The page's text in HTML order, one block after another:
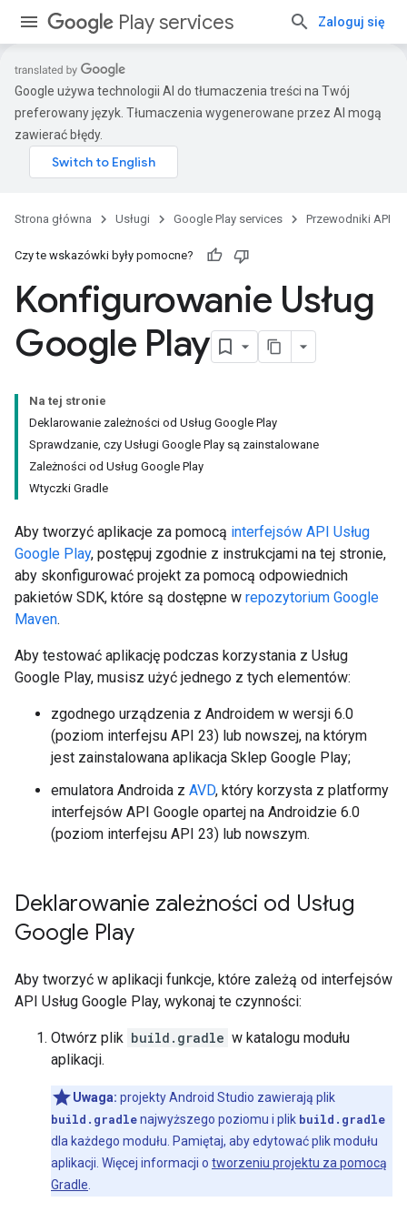
Play services Zaloguj się
Google używa technologii AI do tłumaczenia treści na Twój
preferowany język. Tłumaczenia wygenerowane przez AI mogą
zawierać błędy.
Strona główna Usługi Google Play services Przewodniki API
Czy te wskazówki były pomocne?
Konfigurowanie Usług
Google Play
Na tej stronie
Deklarowanie zależności od Usług Google Play
Sprawdzanie, czy Usługi Google Play są zainstalowane
Zależności od Usług Google Play
Wtyczki Gradle
Aby tworzyć aplikacje za pomocą interfejsów API Usług
Google Play, postępuj zgodnie z instrukcjami na tej stronie,
aby skonfigurować projekt za pomocą odpowiednich
pakietów SDK, które są dostępne w repozytorium Google
Maven.
Aby testować aplikację podczas korzystania z Usług
Google Play, musisz użyć jednego z tych elementów:
zgodnego urządzenia z Androidem w wersji 6.0
(poziom interfejsu API 23) lub nowszej, na którym
jest zainstalowana aplikacja Sklep Google Play;
emulatora Androida z AVD, który korzysta z platformy
interfejsów API Google opartej na Androidzie 6.0
(poziom interfejsu API 23) lub nowszym.
Deklarowanie zależności od Usług
Google Play
Aby tworzyć w aplikacji funkcje, które zależą od interfejsów
API Usług Google Play, wykonaj te czynności:
Otwórz plik build.gradle w katalogu modułu
aplikacji.
Uwaga: projekty Android Studio zawierają plik
build.gradlenajwyższego poziomu i plik build.gradle
dla każdego modułu. Pamiętaj, aby edytować plik modułu
aplikacji. Więcej informacji o tworzeniu projektu za pomocą
Gradle